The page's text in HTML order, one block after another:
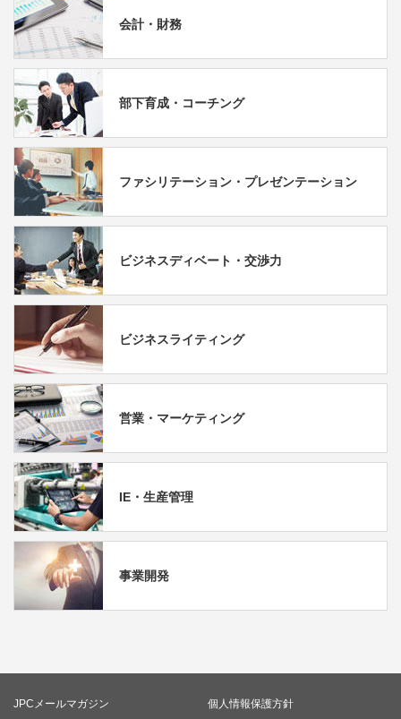
会計・財務
部下育成・コーチング
ファシリテーション・プレゼンテーション
ビジネスディベート・交渉力
ビジネスライティング
営業・マーケティング
IE・生産管理
事業開発
JPCメールマガジン 個人情報保護方針